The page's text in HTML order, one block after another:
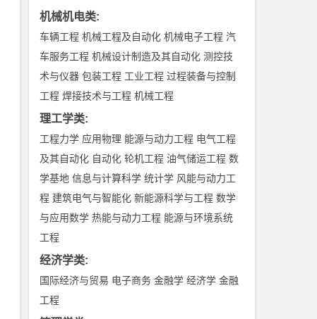
机械机电类:
车辆工程 机械工程及自动化 机械电子工程 汽
车服务工程 机械设计制造及其自动化 测控技
术与仪器 包装工程 工业工程 过程装备与控制
工程 焊接技术与工程 机械工程
理工学类:
工程力学 应用物理 能源与动力工程 电气工程
及其自动化 自动化 轮机工程 油气储运工程 数
学基地 信息与计算科学 统计学 风能与动力工
程 建筑电气与智能化 新能源科学与工程 数学
与应用数学 热能与动力工程 能源与环境系统
工程
经济学类:
国际经济与贸易 电子商务 金融学 经济学 金融
工程